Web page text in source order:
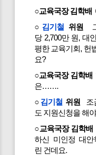
○교육국장 김학배
○ 김기철 위원
당 2,700만 원, 대
평한 교육기회, 헌
요?
○교육국장 김학배
은…….
○ 김기철 위원
조
도 지원신청을 해
○교육국장 김학배
하신 미인정 대
린 건데요.